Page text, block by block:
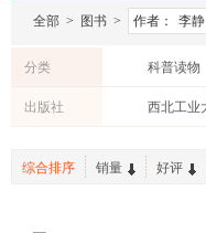
全部 > 图书 > 作者： 李静
分类 科普读物
出版社
综合排序 销量 好评